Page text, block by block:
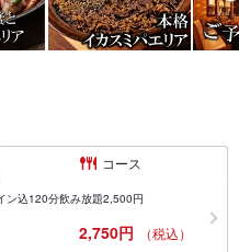
コース
ン込120分飲み放題2,500円
2,750円 （税込）